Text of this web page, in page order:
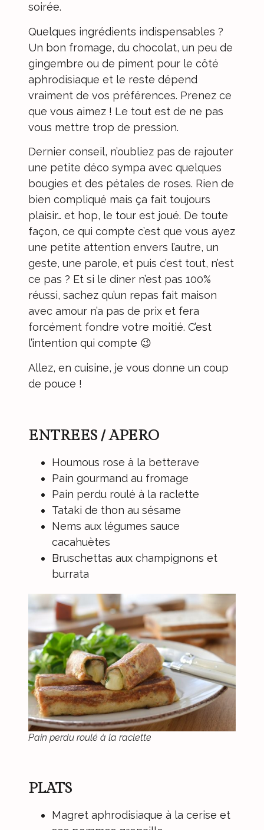
soirée.
Quelques ingrédients indispensables ?
Un bon fromage, du chocolat, un peu de
gingembre ou de piment pour le côté
aphrodisiaque et le reste dépend
vraiment de vos préférences. Prenez ce
que vous aimez ! Le tout est de ne pas
vous mettre trop de pression.
Dernier conseil, n’oubliez pas de rajouter
une petite déco sympa avec quelques
bougies et des pétales de roses. Rien de
bien compliqué mais ça fait toujours
plaisir… et hop, le tour est joué. De toute
façon, ce qui compte c’est que vous ayez
une petite attention envers l’autre, un
geste, une parole, et puis c’est tout, n’est
ce pas ? Et si le diner n’est pas 100%
réussi, sachez qu’un repas fait maison
avec amour n’a pas de prix et fera
forcément fondre votre moitié. C’est
l’intention qui compte 😉
Allez, en cuisine, je vous donne un coup
de pouce !
ENTREES / APERO
Houmous rose à la betterave
Pain gourmand au fromage
Pain perdu roulé à la raclette
Tataki de thon au sésame
Nems aux légumes sauce
cacahuètes
Bruschettas aux champignons et
burrata
Pain perdu roulé à la raclette
PLATS
Magret aphrodisiaque à la cerise et